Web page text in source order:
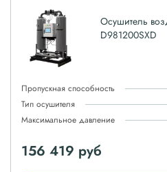
Осушитель
D981200SXD
Пропускная способность
Тип осушителя
Максимальное давление
156 419 руб